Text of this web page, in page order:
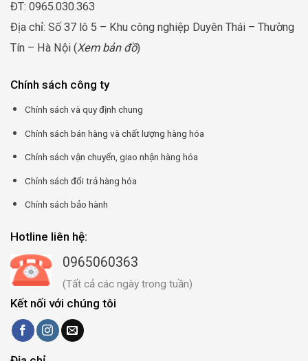
ĐT: 0965.030.363
Địa chỉ: Số 37 lô 5 – Khu công nghiệp Duyên Thái – Thường
Tín – Hà Nội (Xem bản đồ)
Chính sách công ty
Chính sách và quy định chung
Chính sách bán hàng và chất lượng hàng hóa
Chính sách vận chuyển, giao nhận hàng hóa
Chính sách đổi trả hàng hóa
Chính sách bảo hành
Hotline liên hệ:
0965060363
(Tất cả các ngày trong tuần)
Kết nối với chúng tôi